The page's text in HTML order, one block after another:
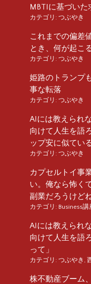
MBTIに基づいた
カテゴリ: つぶやき
これまでの偏差
とき、何が起こ
カテゴリ: つぶやき
姫路のトランプ
事な転落
カテゴリ: つぶやき
AIには教えられ
向けて人生を語
ップ安に似ている
カテゴリ: つぶやき
カプセルトイ事
い。俺なら怖く
副業だろうけどね
カテゴリ: Business講
AIには教えられ
向けて人生を語
って」
カテゴリ: つぶやき
株不動産ブーム